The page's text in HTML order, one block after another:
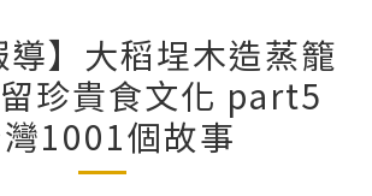
導】大稻埕木造蒸籠
珍貴食文化 part5
1001個故事